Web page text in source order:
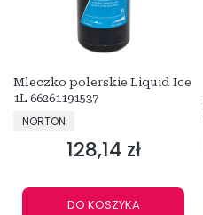
Mleczko polerskie Liquid Ice
1L 66261191537
PRODUCENT
NORTON
Cena
128,14 zł
DO KOSZYKA